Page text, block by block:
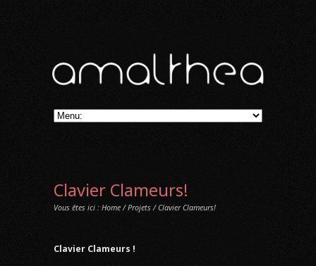
Clavier Clameurs!
Vous êtes ici : Home/Projets/ Clavier Clameurs!
Clavier Clameurs !